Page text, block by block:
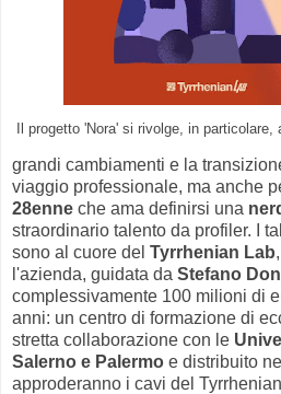
Il progetto 'Nora' si rivolge, in particolare,
grandi cambiamenti e la
viaggio professionale, ma anche
28enne che ama definirsi una
straordinario talento da profiler. I
sono al cuore del Tyrrhenian Lab
l'azienda, guidata da Stefano
complessivamente 100 milioni di
anni: un centro di formazione di
stretta collaborazione con le
Salerno e Palermo e distribuito
approderanno i cavi del